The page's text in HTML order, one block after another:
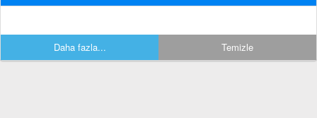
Daha fazla... Temizle